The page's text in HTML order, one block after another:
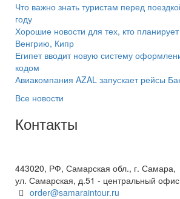
Что важно знать туристам перед
году
Хорошие новости для тех, кто
Венгрию, Кипр
Египет вводит новую систему
кодом
Авиакомпания AZAL запускает рейсы
Все новости
Контакты
443020, РФ, Самарская обл., г. Самара,
ул. Самарская, д.51 - центральный офис
order@samaraintour.ru